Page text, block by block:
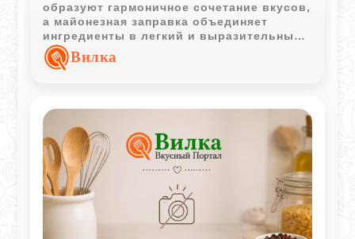
образуют гармоничное сочетание вкусов,
а майонезная заправка объединяет
ингредиенты в легкий и выразительный
салат для повседневного или
праздничного стола.
Вилка